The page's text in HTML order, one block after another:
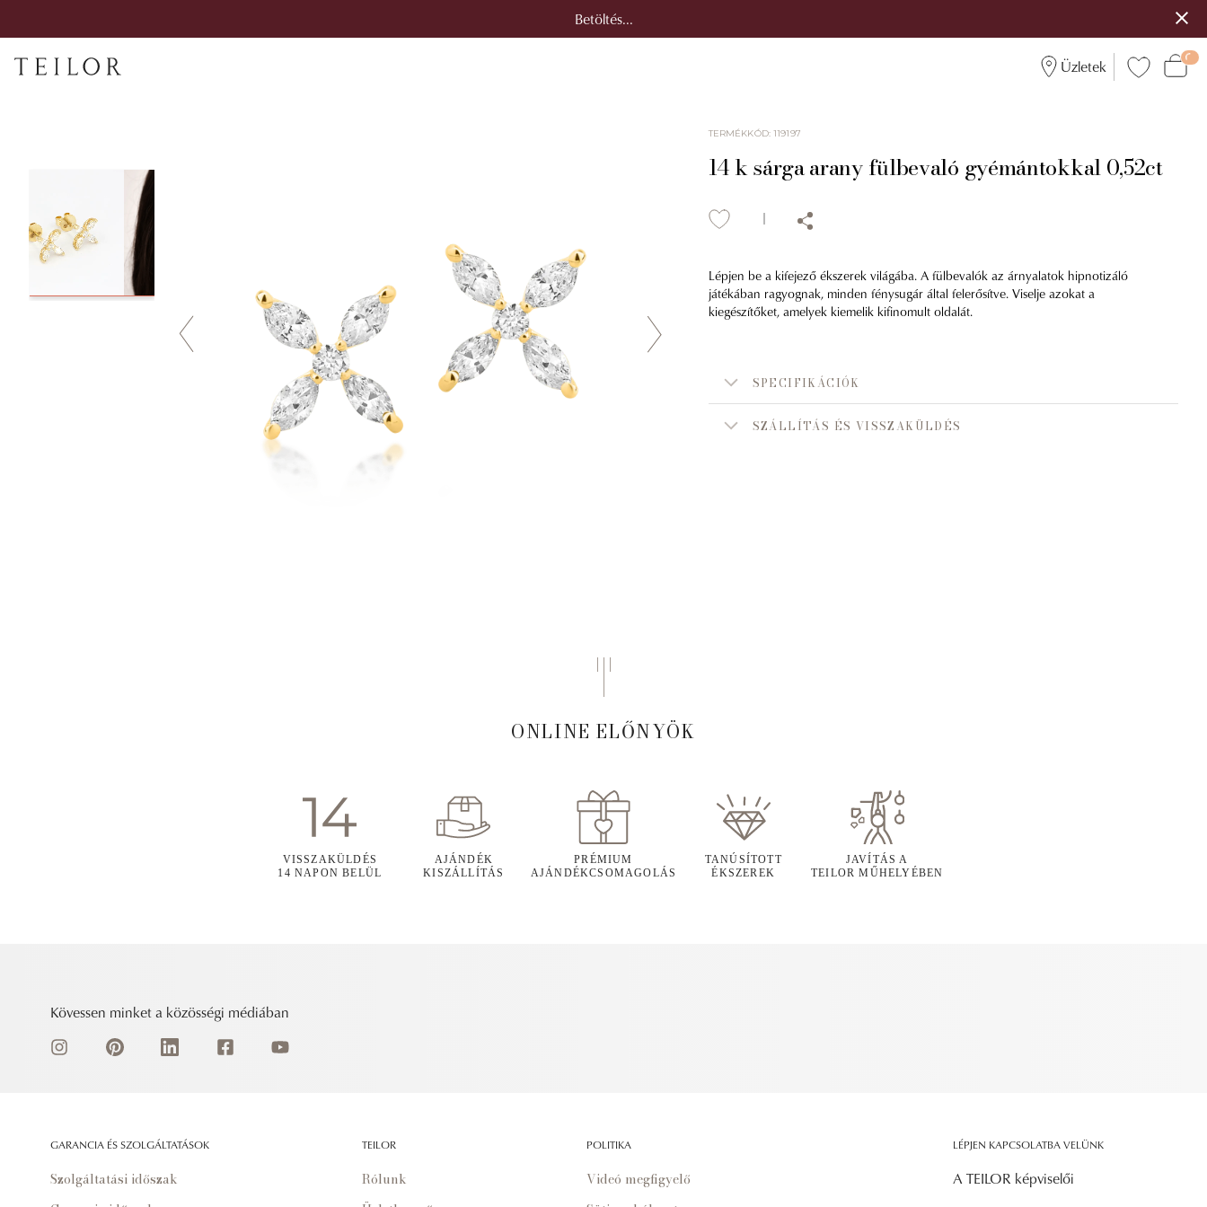
Betöltés...
Üzletek
TERMÉKKÓD:119197
14 k sárga arany fülbevaló gyémántokkal 0,52ct
Lépjen be a kifejező ékszerek világába. A fülbevalók az árnyalatok hipnotizáló
játékában ragyognak, minden fénysugár által felerősítve. Viselje azokat a
kiegészítőket, amelyek kiemelik kifinomult oldalát.
SPECIFIKÁCIÓK
SZÁLLÍTÁS ÉS VISSZAKÜLDÉS
ONLINE ELŐNYÖK
VISSZAKÜLDÉS
14 NAPON BELÜL
AJÁNDÉK
KISZÁLLÍTÁS
PRÉMIUM
AJÁNDÉKCSOMAGOLÁS
TANÚSÍTOTT
ÉKSZEREK
JAVÍTÁS A
TEILOR MŰHELYÉBEN
Kövessen minket a közösségi médiában
GARANCIA ÉS SZOLGÁLTATÁSOK
Szolgáltatási időszak
TEILOR
Rólunk
POLITIKA
Videó megfigyelő
LÉPJEN KAPCSOLATBA VELÜNK
A TEILOR képviselői